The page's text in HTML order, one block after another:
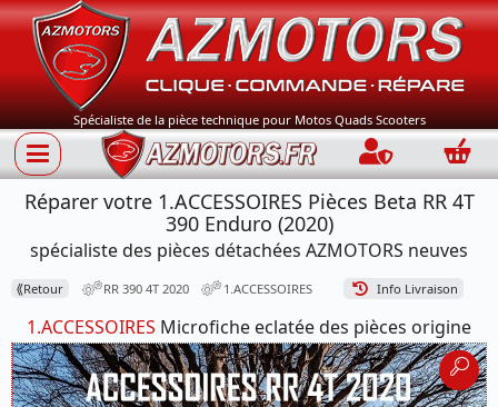
Spécialiste de la pièce technique pour Motos Quads Scooters
Connection
Réparer votre 1.ACCESSOIRES Pièces Beta RR 4T
390 Enduro (2020)
spécialiste des pièces détachées AZMOTORS neuves
⟪Retour RR 390 4T 2020 1.ACCESSOIRES Info Livraison
1.ACCESSOIRES Microfiche eclatée des pièces origine